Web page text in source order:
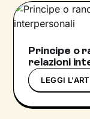
Principe o
relazioni
LEGGI